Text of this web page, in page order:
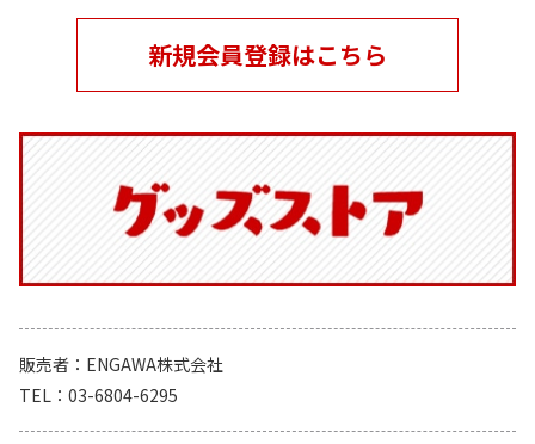
新規会員登録はこちら
販売者
ENGAWA株式会社
TEL
03-6804-6295